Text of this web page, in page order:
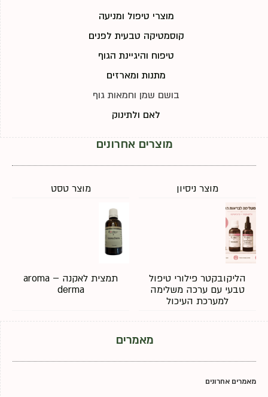
מוצרי טיפול ומניעה
קוסמטיקה טבעית לפנים
טיפוח והיגיינת הגוף
מתנות ומארזים
בושם שמן וחמאות גוף
לאם ולתינוק
מוצרים אחרונים
מוצר ניסיון מוצר טסט
הליקובקטר פילורי טיפול
טבעי עם ערכה משלימה
למערכת העיכול
תמצית לאקנה – aroma
derma
מאמרים
מאמרים אחרונים